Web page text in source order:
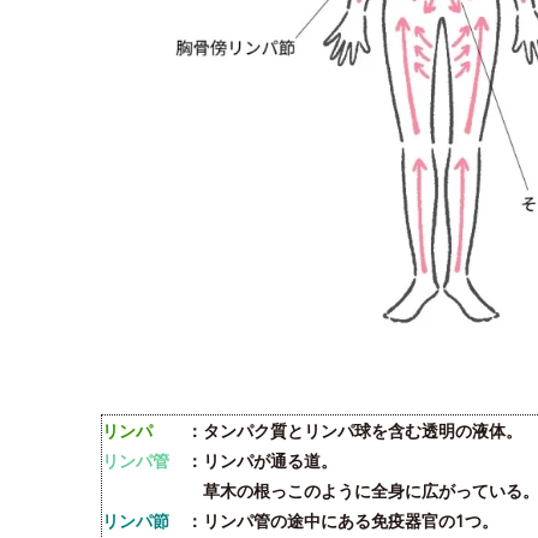
リンパ：タンパク質とリンパ球を含む透明の液体。
リンパ管 ：リンパが通る道。
草木の根っこのように全身に広がっている。
リンパ節 ：リンパ管の途中にある免疫器官の1つ。